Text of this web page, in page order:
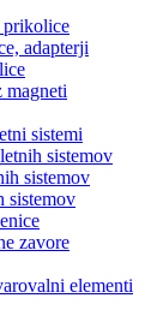
adapterji
sistemi
sistemov
sistemov
sistemov
zavore
elementi